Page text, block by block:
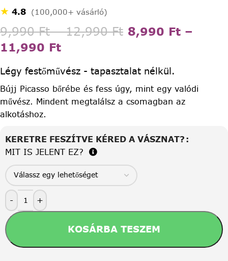
★ 4.8 (100,000+ vásárló)
9,990Ft – 12,990Ft 8,990 Ft –
11,990 Ft
Légy festőművész - tapasztalat nélkül.
Bújj Picasso bőrébe és fess úgy, mint egy valódi
művész. Mindent megtalálsz a csomagban az
alkotáshoz.
KERETRE FESZÍTVE KÉRED A VÁSZNAT?
MIT IS JELENT EZ?
- +
KOSÁRBA TESZEM